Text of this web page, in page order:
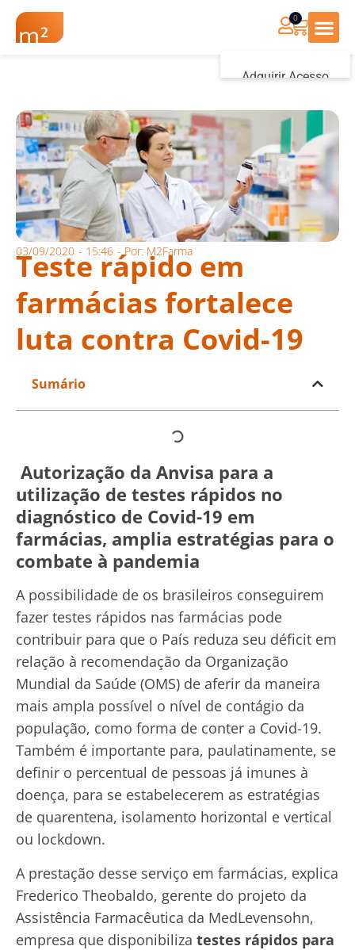
Adquirir Acesso
0
03/09/2020 - 15:46 - Por: M2Farma
Teste rápido em
farmácias fortalece
luta contra Covid-19
Sumário
Autorização da Anvisa para a
utilização de testes rápidos no
diagnóstico de Covid-19 em
farmácias, amplia estratégias para o
combate à pandemia
A possibilidade de os brasileiros conseguirem
fazer testes rápidos nas farmácias pode
contribuir para que o País reduza seu déficit em
relação à recomendação da Organização
Mundial da Saúde (OMS) de aferir da maneira
mais ampla possível o nível de contágio da
população, como forma de conter a Covid-19.
Também é importante para, paulatinamente, se
definir o percentual de pessoas já imunes à
doença, para se estabelecerem as estratégias
de quarentena, isolamento horizontal e vertical
ou lockdown.
A prestação desse serviço em farmácias, explica
Frederico Theobaldo, gerente do projeto da
Assistência Farmacêutica da MedLevensohn,
empresa que disponibiliza testes rápidos para